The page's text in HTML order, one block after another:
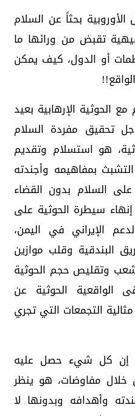
بحثاً عن السلام
تقبض من ورائها ما
أو الدول، كيف يمكن
الحوثية الإرهابية بعيد
تحقيق مفردة السلام
هو استسلام وتقديم
بمفاهيمه وأجندته
السلام بدون القضاء
سيطرة الحوثية على
الإيراني في اليمن،
البندقية وقلب موازين
وتقليص حجم الحوثية
الواقعية الحوثية عن
التجمعات التي تجري
إن كل شيء حصل عليه
خلال مفاوضات، هو ينظر
وأهدافه وبدونها لا